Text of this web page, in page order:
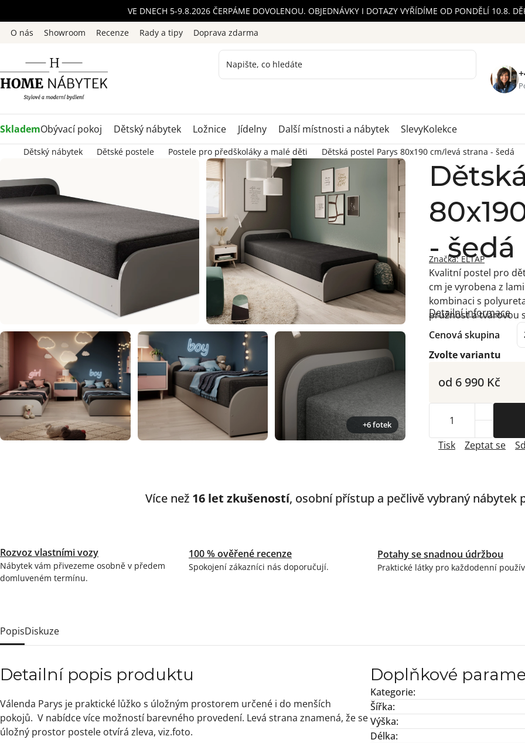
na
obsah
VE DNECH 5-9.8.2026 ČERPÁME DOVOLENOU. OBJEDNÁVKY I DOTAZY VYŘÍDÍME OD PONDĚLÍ 10.8.
O nás
Showroom Recenze Rady a tipy Doprava zdarma
SklademObývací pokoj Dětský nábytek Ložnice Jídelny Další místnosti a nábytek SlevyKolekce
Dětský nábytek Dětské postele Postele pro předškoláky a malé děti Dětská postel Parys 80x190 cm/levá strana - šedá
+6 fotek
- šedá
Značka:ELTAP
od 6 990 Kč
Zvolte variantu
Cenová skupina
Kvalitní postel pro
cm je vyrobena z
kombinaci s
pružnost a tvarovou
Detailní informace
Tisk Zeptat se
Více než 16 let zkušeností, osobní přístup a pečlivě vybraný nábytek
Rozvoz vlastními vozy
Nábytek vám přivezeme osobně v předem
domluveném termínu.
100 % ověřené recenze
Spokojení zákazníci nás doporučují.
Potahy se snadnou údržbou
Praktické látky pro každodenní
PopisDiskuze
Detailní popis produktu
Válenda Parys je praktické lůžko s úložným prostorem určené i do menších
pokojů. V nabídce více možností barevného provedení. Levá strana znamená, že se
úložný prostor postele otvírá zleva, viz.foto.
Doplňkové
Kategorie:
Šířka:
Výška:
Délka: